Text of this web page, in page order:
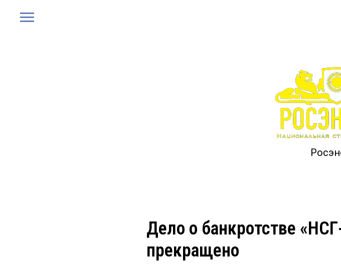
Дело о банкротстве
прекращено